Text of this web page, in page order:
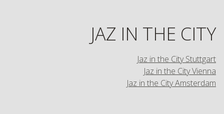
JAZ IN THE CITY
Jaz in the City Stuttgart
Jaz in the City Vienna
Jaz in the City Amsterdam